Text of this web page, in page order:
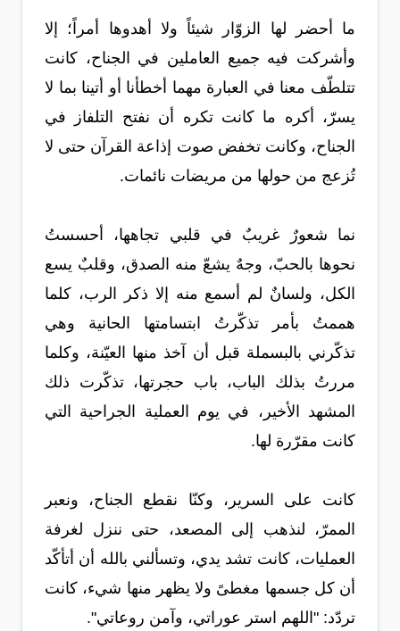
ما أحضر لها الزوّار شيئاً ولا أهدوها أمراً؛ إلا
وأشركت فيه جميع العاملين في الجناح، كانت
تتلطّف معنا في العبارة مهما أخطأنا أو أتينا بما لا
يسرّ، أكره ما كانت تكره أن نفتح التلفاز في
الجناح، وكانت تخفض صوت إذاعة القرآن حتى لا
تُزعج من حولها من مريضات نائمات.
نما شعورٌ غريبٌ في قلبي تجاهها، أحسستُ
نحوها بالحبّ، وجهٌ يشعّ منه الصدق، وقلبٌ يسع
الكل، ولسانٌ لم أسمع منه إلا ذكر الرب، كلما
هممتُ بأمر تذكّرتُ ابتسامتها الحانية وهي
تذكّرني بالبسملة قبل أن آخذ منها العيّنة، وكلما
مررتُ بذلك الباب، باب حجرتها، تذكّرت ذلك
المشهد الأخير، في يوم العملية الجراحية التي
كانت مقرّرة لها.
كانت على السرير، وكنّا نقطع الجناح، ونعبر
الممرّ، لنذهب إلى المصعد، حتى ننزل لغرفة
العمليات، كانت تشد يدي، وتسألني بالله أن أتأكّد
أن كل جسمها مغطىً ولا يظهر منها شيء، كانت
تردّد: "اللهم استر عوراتي، وآمن روعاتي".